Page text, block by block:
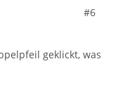
#6
geklickt, was